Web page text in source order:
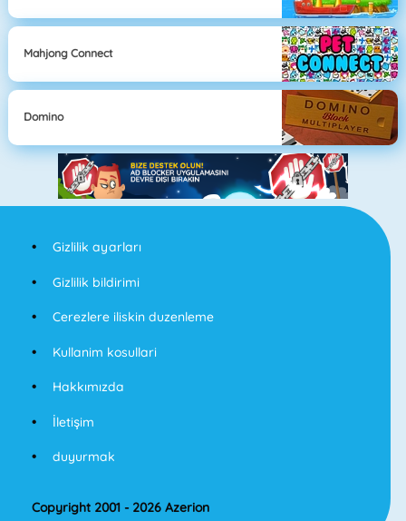
Mahjong Connect
Domino
Gizlilik ayarları
Gizlilik bildirimi
Cerezlere iliskin duzenleme
Kullanim kosullari
Hakkımızda
İletişim
duyurmak
Copyright 2001 - 2026 Azerion